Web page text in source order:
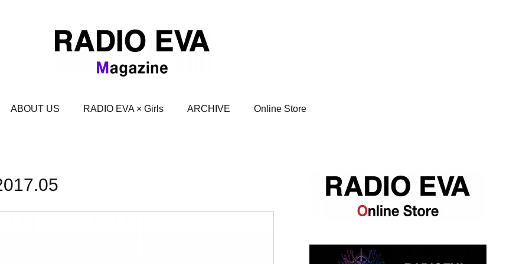
ABOUT US RADIO EVA × Girls ARCHIVE Online Store
.05